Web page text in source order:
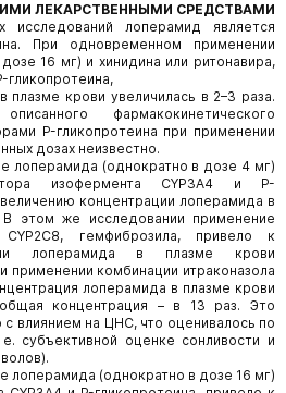
ЛЕКАРСТВЕННЫМИ СРЕДСТВАМИ
исследований лоперамид является
При одновременном применении
16 мг) и хинидина или ритонавира,
гликопротеина,
плазме крови увеличилась в 2–3 раза.
фармакокинетического
P-гликопротеина при применении
дозах неизвестно.
лоперамида (однократно в дозе 4 мг)
изофермента CYP3A4 и P-
концентрации лоперамида в
этом же исследовании применение
CYP2C8, гемфиброзила, привело к
лоперамида в плазме крови
применении комбинации итраконазола
лоперамида в плазме крови
концентрация – в 13 раз. Это
влиянием на ЦНС, что оценивалось по
субъективной оценке сонливости и
(однократно в дозе 16 мг)